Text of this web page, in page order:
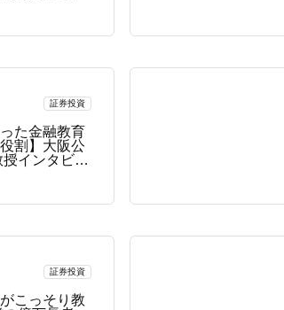
証券投資
た金融教育
割】大阪公
インタビュ
証券投資
こっそり教